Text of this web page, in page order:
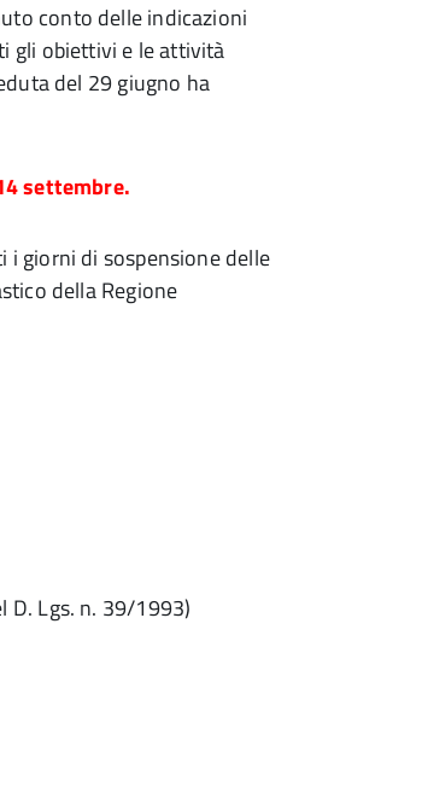
conto delle indicazioni
gli obiettivi e le attività
del 29 giugno ha
settembre.
i giorni di sospensione delle
della Regione
D. Lgs. n. 39/1993)